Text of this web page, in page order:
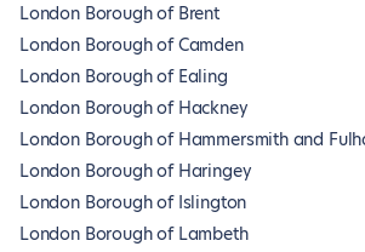
London Borough of Brent
London Borough of Camden
London Borough of Ealing
London Borough of Hackney
London Borough of Hammersmith and
London Borough of Haringey
London Borough of Islington
London Borough of Lambeth